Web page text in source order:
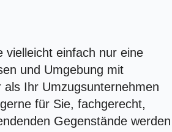
vielleicht einfach nur eine
und Umgebung mit
Ihr Umzugsunternehmen
für Sie, fachgerecht,
Gegenstände werden